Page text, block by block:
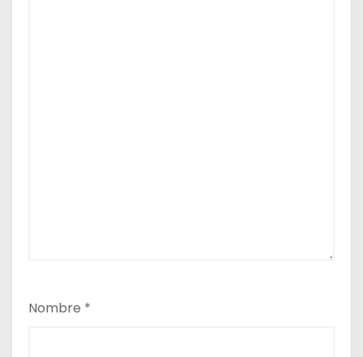
Nombre *